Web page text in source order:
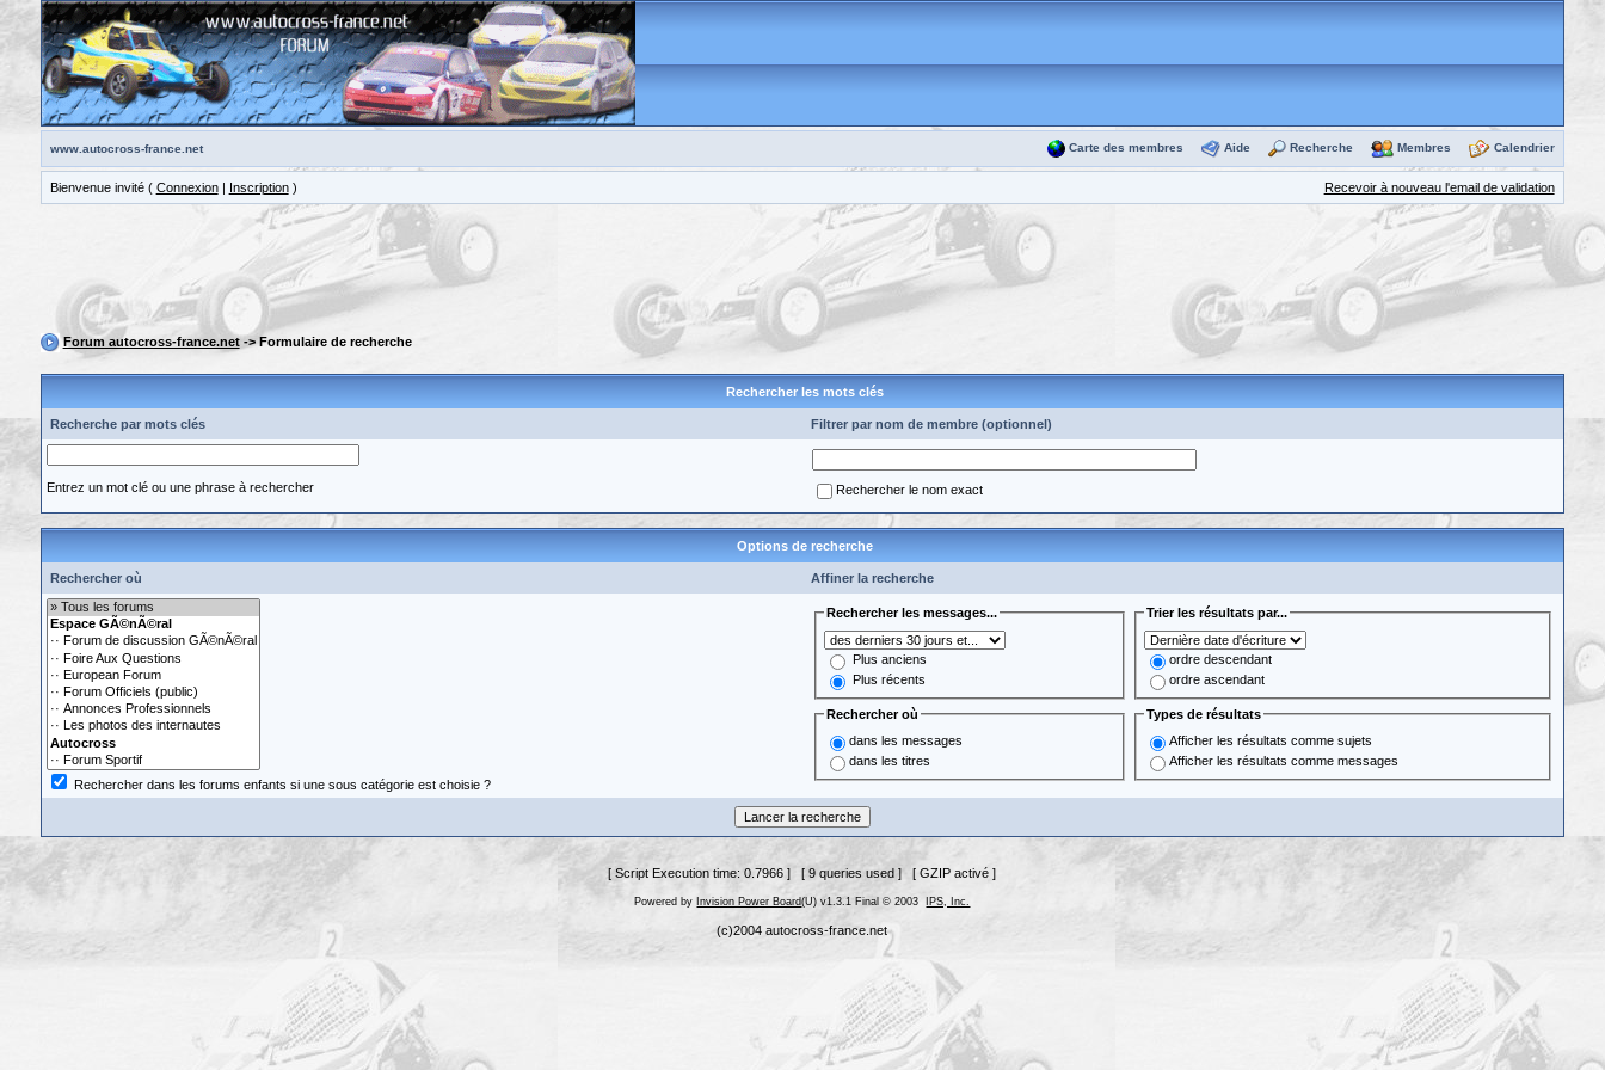
www.autocross-france.net Carte des membres Aide Recherche Membres Calendrier
Bienvenue invité ( Connexion| Inscription) Recevoir à nouveau l'email de validation
Forum autocross-france.net-> Formulaire de recherche
Rechercher les mots clés
Recherche par mots clés Filtrer par nom de membre (optionnel)
Entrez un mot clé ou une phrase à rechercher Rechercher le nom exact
Options de recherche
Rechercher où Affiner la recherche
Rechercher dans les forums enfants si une sous catégorie est choisie ?
Rechercher les messages...
Plus anciens
Plus récents
Trier les résultats par...
ordre descendant
ordre ascendant
Rechercher où
dans les messages
dans les titres
Types de résultats
Afficher les résultats comme sujets
Afficher les résultats comme messages
[ Script Execution time: 0.7966 ] [ 9 queries used ] [ GZIP activé ]
Powered by Invision Power Board(U) v1.3.1 Final © 2003 IPS, Inc.
(c)2004 autocross-france.net